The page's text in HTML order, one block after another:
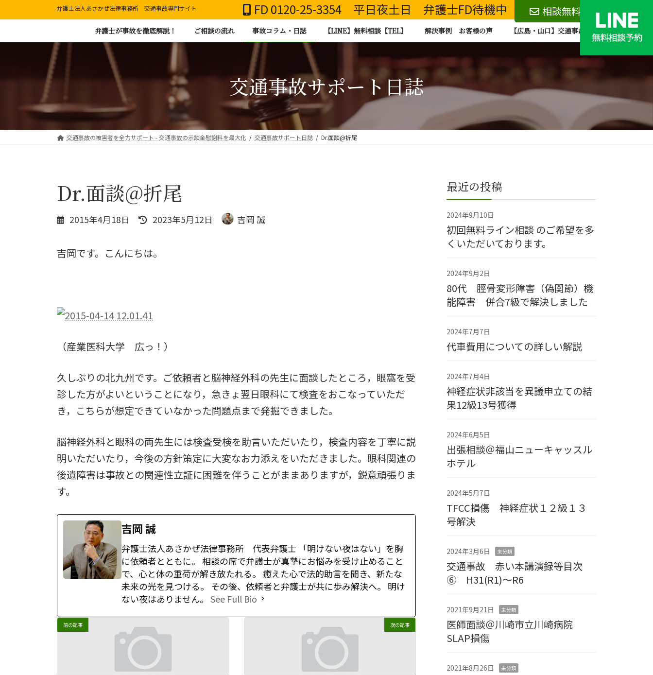
ン
プ
ビ
動
弁護士法人あさかぜ法律事務所 交通事故専門サイト FD 0120-25-3354 平日夜土日 弁護士FD待機中 相談無料
弁護士が事故を徹底解説！ ご相談の流れ 事故コラム・日誌 【LINE】無料相談【TEL】 解決事例 お客様の声 【広島・山口】交通事故 無料相談お問い合
交通事故サポート日誌
交通事故の被害者を全力サポート - 交通事故の示談金慰謝料を最大化 交通事故サポート日誌 Dr.面談@折尾
Dr.面談@折尾
2015年4月18日
最
新
2023年5月12日 吉岡 誠
吉岡です。こんにちは。
（産業医科大学 広っ！）
久しぶりの北九州です。ご依頼者と脳神経外科の先生に面談したところ，眼窩を受
診した方がよいということになり，急きょ翌日眼科にて検査をおこなっていただ
き，こちらが想定できていなかった問題点まで発掘できました。
脳神経外科と眼科の両先生には検査受検を助言いただいたり，検査内容を丁寧に説
明いただいたり，今後の方針策定に大変なお力添えをいただきました。眼科関連の
後遺障害は事故との関連性立証に困難を伴うことがままありますが，鋭意頑張りま
す。
吉岡 誠
弁護士法人あさかぜ法律事務所 代表弁護士 「明けない夜はない」を胸
に依頼者とともに。 相談の席で弁護士が真摯にお悩みを受け止めること
で、心と体の重荷が解き放たれる。 癒えた心で法的助言を聞き、新たな
未来の光を見つける。 その後、依頼者と弁護士が共に歩み解決へ。 明け
ない夜はありません。 See Full Bio
前の記事 次の記事
最近の投稿
2024年9月10日
初回無料ライン相談 のご希望を多
くいただいております。
2024年9月2日
80代 脛骨変形障害（偽関節）機
能障害 併合7級で解決しました
2024年7月7日
代車費用についての詳しい解説
2024年7月4日
神経症状非該当を異議申立ての結
果12級13号獲得
2024年6月5日
出張相談＠福山ニューキャッスル
ホテル
2024年5月7日
TFCC損傷 神経症状１２級１３
号解決
2024年3月6日 未分類
交通事故 赤い本講演録等目次
⑥ H31(R1)～R6
2021年9月21日 未分類
医師面談＠川崎市立川崎病院
SLAP損傷
2021年8月26日 未分類